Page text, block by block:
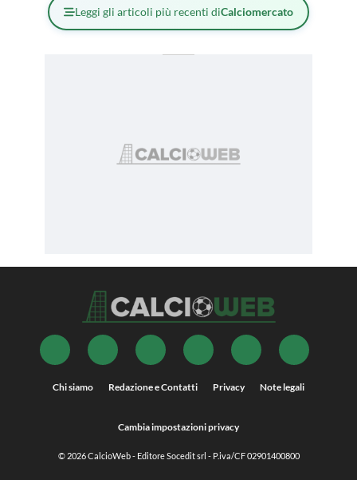
Leggi gli articoli più recenti diCalciomercato
Chi siamo Redazione e Contatti Privacy Note legali
Cambia impostazioni privacy
© 2026CalcioWeb- Editore Socedit srl - P.iva/CF 02901400800